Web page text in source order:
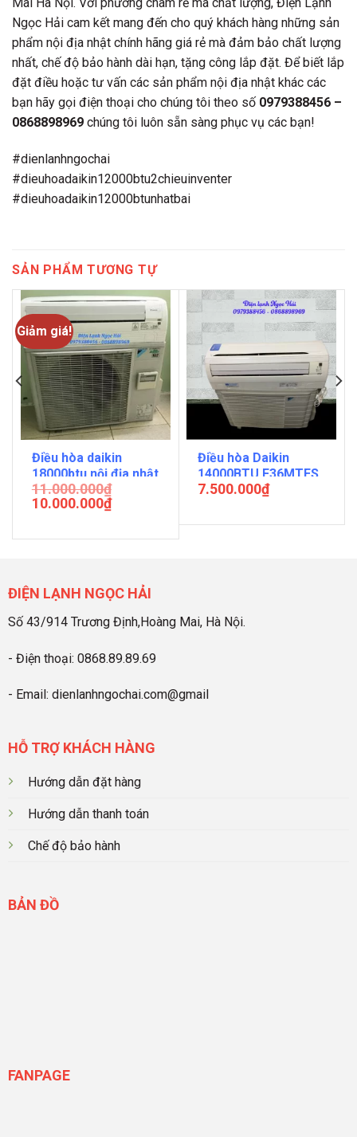
Ngọc Hải cam kết mang đến cho quý khách hàng những sản
phẩm nội địa nhật chính hãng giá rẻ mà đảm bảo chất lượng
nhất, chế độ bảo hành dài hạn, tặng công lắp đặt. Để biết lắp
đặt điều hoặc tư vấn các sản phẩm nội địa nhật khác các
bạn hãy gọi điện thoại cho chúng tôi theo số 0979388456 –
0868898969 chúng tôi luôn sẵn sàng phục vụ các bạn!
#dienlanhngochai
#dieuhoadaikin12000btu2chieuinventer
#dieuhoadaikin12000btunhatbai
SẢN PHẨM TƯƠNG TỰ
Giảm giá!
Điều hòa daikin
18000btu nội địa nhật
khiển dây
11.000.000₫
10.000.000₫
Điều hòa Daikin
14000BTU F36MTES
nội địa nhật
7.500.000₫
ĐIỆN LẠNH NGỌC HẢI
Số 43/914 Trương Định,Hoàng Mai, Hà Nội.
- Điện thoại: 0868.89.89.69
- Email: dienlanhngochai.com@gmail
HỖ TRỢ KHÁCH HÀNG
Hướng dẫn đặt hàng
Hướng dẫn thanh toán
Chế độ bảo hành
BẢN ĐỒ
FANPAGE